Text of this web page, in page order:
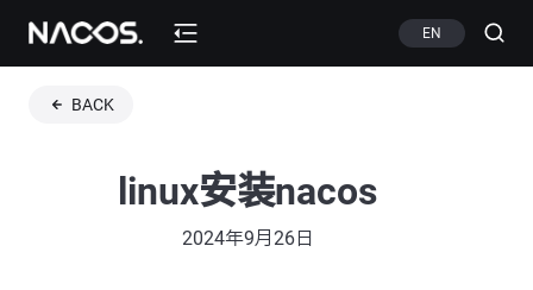
EN
BACK
linux安装nacos
2024年9月26日